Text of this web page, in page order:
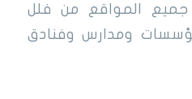
جميع المواقع من فلل
ومدارس وفنادق